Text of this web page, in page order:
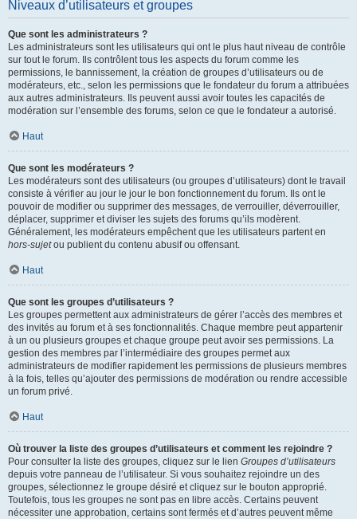
Niveaux d’utilisateurs et groupes
Que sont les administrateurs ?
Les administrateurs sont les utilisateurs qui ont le plus haut niveau de contrôle
sur tout le forum. Ils contrôlent tous les aspects du forum comme les
permissions, le bannissement, la création de groupes d’utilisateurs ou de
modérateurs, etc., selon les permissions que le fondateur du forum a attribuées
aux autres administrateurs. Ils peuvent aussi avoir toutes les capacités de
modération sur l’ensemble des forums, selon ce que le fondateur a autorisé.
Haut
Que sont les modérateurs ?
Les modérateurs sont des utilisateurs (ou groupes d’utilisateurs) dont le travail
consiste à vérifier au jour le jour le bon fonctionnement du forum. Ils ont le
pouvoir de modifier ou supprimer des messages, de verrouiller, déverrouiller,
déplacer, supprimer et diviser les sujets des forums qu’ils modèrent.
Généralement, les modérateurs empêchent que les utilisateurs partent en
hors-sujetou publient du contenu abusif ou offensant.
Haut
Que sont les groupes d’utilisateurs ?
Les groupes permettent aux administrateurs de gérer l’accès des membres et
des invités au forum et à ses fonctionnalités. Chaque membre peut appartenir
à un ou plusieurs groupes et chaque groupe peut avoir ses permissions. La
gestion des membres par l’intermédiaire des groupes permet aux
administrateurs de modifier rapidement les permissions de plusieurs membres
à la fois, telles qu’ajouter des permissions de modération ou rendre accessible
un forum privé.
Haut
Où trouver la liste des groupes d’utilisateurs et comment les rejoindre ?
Pour consulter la liste des groupes, cliquez sur le lien Groupes d’utilisateurs
depuis votre panneau de l’utilisateur. Si vous souhaitez rejoindre un des
groupes, sélectionnez le groupe désiré et cliquez sur le bouton approprié.
Toutefois, tous les groupes ne sont pas en libre accès. Certains peuvent
nécessiter une approbation, certains sont fermés et d’autres peuvent même